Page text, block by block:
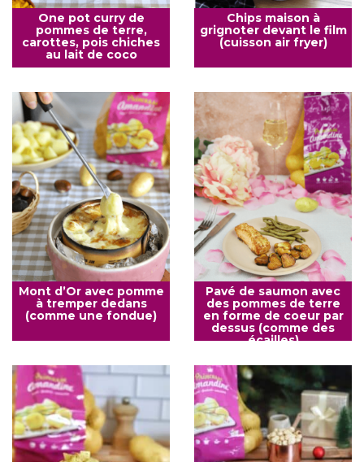
One pot curry de
pommes de terre,
carottes, pois chiches
au lait de coco
Chips maison à
grignoter devant le film
(cuisson air fryer)
Mont d’Or avec pomme
à tremper dedans
(comme une fondue)
Pavé de saumon avec
des pommes de terre
en forme de coeur par
dessus (comme des
écailles)